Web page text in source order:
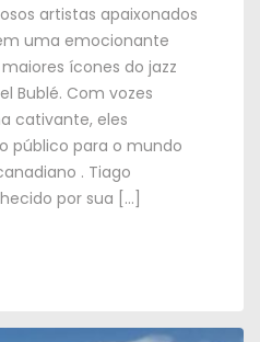
artistas apaixonados
uma emocionante
ícones do jazz
Bublé. Com vozes
cativante, eles
público para o mundo
. Tiago
por sua […]